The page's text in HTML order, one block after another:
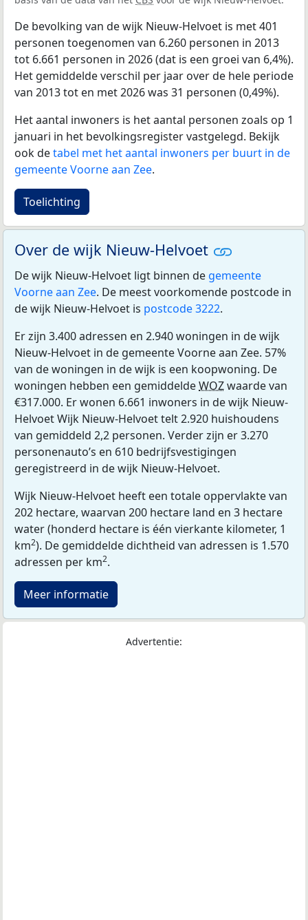
De bevolking van de wijk Nieuw-Helvoet is met 401
personen toegenomen van 6.260 personen in 2013
tot 6.661 personen in 2026 (dat is een groei van 6,4%).
Het gemiddelde verschil per jaar over de hele periode
van 2013 tot en met 2026 was 31 personen (0,49%).
Het aantal inwoners is het aantal personen zoals op 1
januari in het bevolkingsregister vastgelegd. Bekijk
ook detabel met het aantal inwoners per buurt in de
gemeente Voorne aan Zee.
Toelichting
Over de wijk Nieuw-Helvoet
De wijk Nieuw-Helvoet ligt binnen de gemeente
Voorne aan Zee. De meest voorkomende postcode in
de wijk Nieuw-Helvoet is postcode 3222.
Er zijn 3.400 adressen en 2.940 woningen in de wijk
Nieuw-Helvoet in de gemeente Voorne aan Zee. 57%
van de woningen in de wijk is een koopwoning. De
woningen hebben een gemiddeldeWOZwaarde van
€317.000. Er wonen 6.661 inwoners in de wijk Nieuw-
Helvoet Wijk Nieuw-Helvoet telt 2.920 huishoudens
van gemiddeld 2,2 personen. Verder zijn er 3.270
personenauto’s en 610 bedrijfsvestigingen
geregistreerd in de wijk Nieuw-Helvoet.
Wijk Nieuw-Helvoet heeft een totale oppervlakte van
202 hectare, waarvan 200 hectare land en 3 hectare
water (honderd hectare is één vierkante kilometer, 1
km2). De gemiddelde dichtheid van adressen is 1.570
adressen per km2.
Meer informatie
Advertentie: